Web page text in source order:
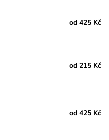
od 425 Kč
od 215 Kč
od 425 Kč